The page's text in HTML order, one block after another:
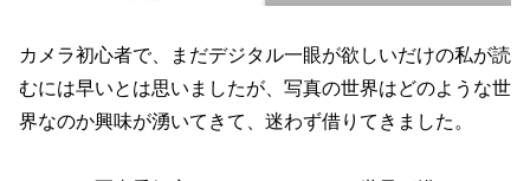
カメラ初心者で、まだデジタル一眼が欲しいだけの私が読
むには早いとは思いましたが、写真の世界はどのような世
界なのか興味が湧いてきて、迷わず借りてきました。